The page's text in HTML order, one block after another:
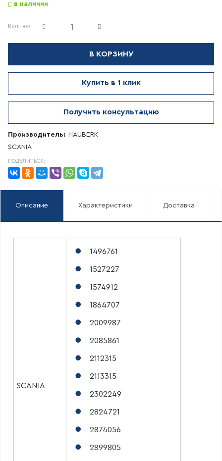
в наличии
Кол-во:
В КОРЗИНУ
Купить в 1 клик
Получить консультацию
Производитель: HAUBERK
SCANIA
ПОДЕЛИТЬСЯ:
Описание Характеристики Доставка
SCANIA
1496761
1527227
1574912
1864707
2009987
2085861
2112315
2113315
2302249
2824721
2874056
2899805